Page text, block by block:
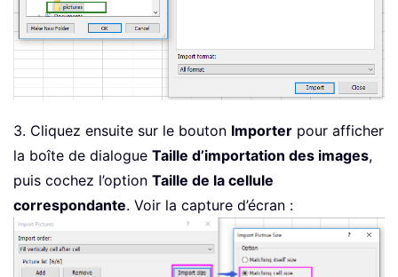
3. Cliquez ensuite sur le bouton Importer pour afficher
la boîte de dialogue Taille d’importation des images,
puis cochez l’option Taille de la cellule
correspondante. Voir la capture d’écran :